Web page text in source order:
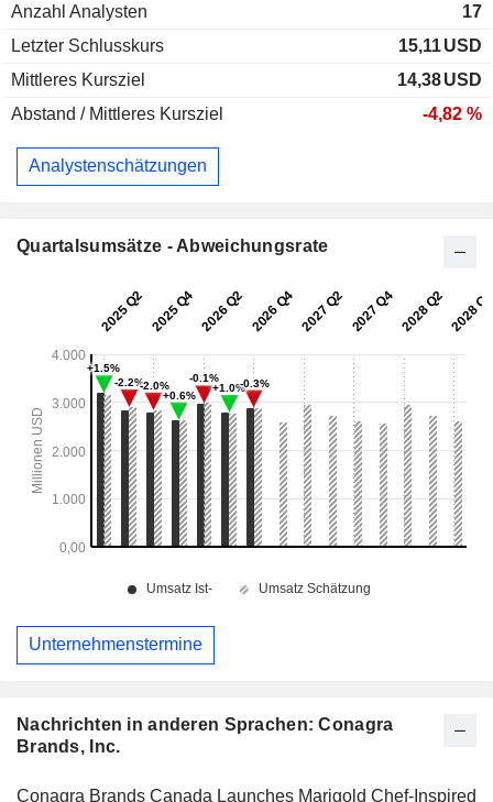
Nachrichten in anderen Sprachen: Conagra
Brands, Inc.
Conagra Brands Canada Launches Marigold Chef-Inspired
Anzahl Analysten
17
Letzter Schlusskurs
15,11USD
Mittleres Kursziel
14,38USD
Abstand / Mittleres Kursziel
-4,82 %
Analystenschätzungen
Quartalsumsätze - Abweichungsrate
Unternehmenstermine